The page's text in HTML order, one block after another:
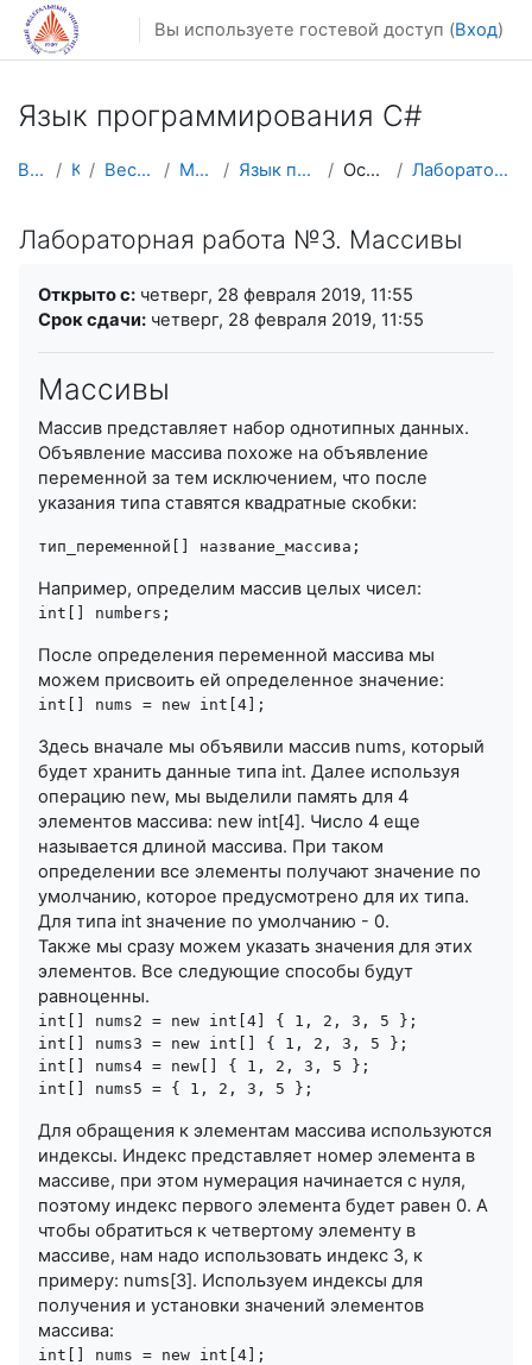
Перейти к основному содержанию
Вы используете гостевой доступ (Вход)
Язык программирования C#
В начало Курсы Весенний семестр Магистратура Язык программирования C# Основы языка C# Лабораторная работа №3. Массивы
Лабораторная работа №3. Массивы
Открыто с: четверг, 28 февраля 2019, 11:55
Срок сдачи: четверг, 28 февраля 2019, 11:55
Массивы
Массив представляет набор однотипных данных.
Объявление массива похоже на объявление
переменной за тем исключением, что после
указания типа ставятся квадратные скобки:
Например, определим массив целых чисел:
После определения переменной массива мы
можем присвоить ей определенное значение:
Здесь вначале мы объявили массив nums, который
будет хранить данные типа int. Далее используя
операцию new, мы выделили память для 4
элементов массива: new int[4]. Число 4 еще
называется длиной массива. При таком
определении все элементы получают значение по
умолчанию, которое предусмотрено для их типа.
Для типа int значение по умолчанию - 0.
Также мы сразу можем указать значения для этих
элементов. Все следующие способы будут
равноценны.
int[] nums2 = new int[4] { 1, 2, 3, 5 };
int[] nums3 = new int[] { 1, 2, 3, 5 };
int[] nums4 = new[] { 1, 2, 3, 5 };
Для обращения к элементам массива используются
индексы. Индекс представляет номер элемента в
массиве, при этом нумерация начинается с нуля,
поэтому индекс первого элемента будет равен 0. А
чтобы обратиться к четвертому элементу в
массиве, нам надо использовать индекс 3, к
примеру: nums[3]. Используем индексы для
получения и установки значений элементов
массива:
int[] nums = new int[4];